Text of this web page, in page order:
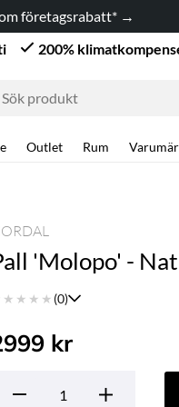
företagsrabatt* →
200%
Outlet Rum
'Molopo' -
★ ★ ★ ★ (0)
kr